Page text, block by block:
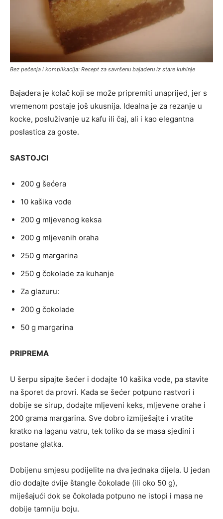
Bez pečenja i komplikacija: Recept za savršenu bajaderu iz stare kuhinje
Bajadera je kolač koji se može pripremiti unaprijed, jer s
vremenom postaje još ukusnija. Idealna je za rezanje u
kocke, posluživanje uz kafu ili čaj, ali i kao elegantna
poslastica za goste.
SASTOJCI
200 g šećera
10 kašika vode
200 g mljevenog keksa
200 g mljevenih oraha
250 g margarina
250 g čokolade za kuhanje
Za glazuru:
200 g čokolade
50 g margarina
PRIPREMA
U šerpu sipajte šećer i dodajte 10 kašika vode, pa stavite
na šporet da provri. Kada se šećer potpuno rastvori i
dobije se sirup, dodajte mljeveni keks, mljevene orahe i
200 grama margarina. Sve dobro izmiješajte i vratite
kratko na laganu vatru, tek toliko da se masa sjedini i
postane glatka.
Dobijenu smjesu podijelite na dva jednaka dijela. U jedan
dio dodajte dvije štangle čokolade (ili oko 50 g),
miješajući dok se čokolada potpuno ne istopi i masa ne
dobije tamniju boju.